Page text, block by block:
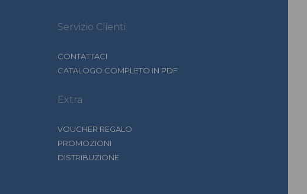
Servizio Clienti
CONTATTACI
CATALOGO COMPLETO IN PDF
Extra
VOUCHER REGALO
PROMOZIONI
DISTRIBUZIONE